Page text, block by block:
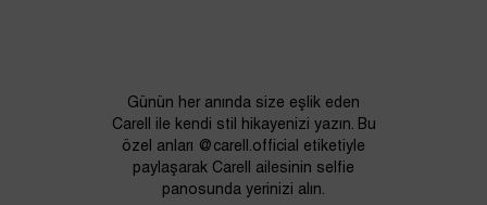
Günün her anında size eşlik eden
Carell ile kendi stil hikayenizi yazın. Bu
özel anları @carell.official etiketiyle
paylaşarak Carell ailesinin selfie
panosunda yerinizi alın.